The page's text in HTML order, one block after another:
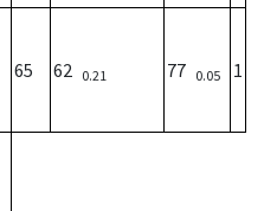
65 62 0.21 77 0.05 1